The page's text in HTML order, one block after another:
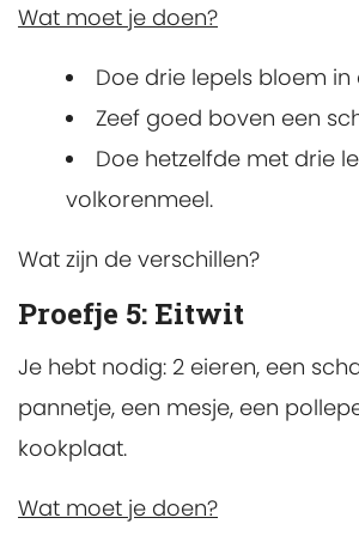
Wat moet je doen?
Doe drie lepels bloem in
Zeef goed boven een
Doe hetzelfde met drie
volkorenmeel.
Wat zijn de verschillen?
Proefje 5: Eitwit
Je hebt nodig: 2 eieren, een
pannetje, een mesje, een
kookplaat.
Wat moet je doen?